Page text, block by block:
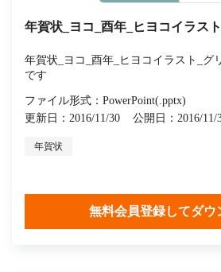
年賀状_ヨコ_酉年_ヒヨコイラス
年賀状_ヨコ_酉年_ヒヨコイラスト_グ
です
ファイル形式：PowerPoint(.pptx)
更新日：2016/11/30
公開日：2016/11/
年賀状
無料会員登録してダウ